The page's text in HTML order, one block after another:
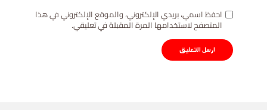
احفظ اسمي، بريدي الإلكتروني، والموقع الإلكتروني في هذا
المتصفح لاستخدامها المرة المقبلة في تعليقي.